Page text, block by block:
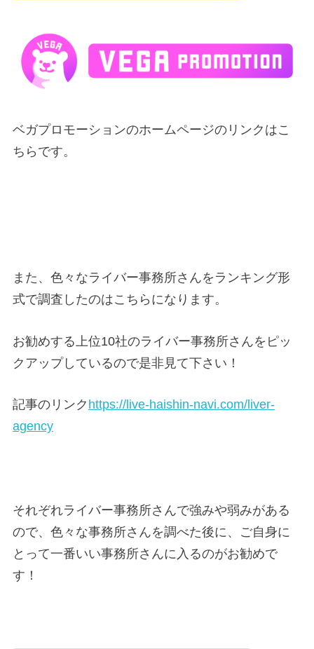
ベガプロモーションのホームページのリンクはこ
ちらです。
また、色々なライバー事務所さんをランキング形
式で調査したのはこちらになります。
お勧めする上位10社のライバー事務所さんをピッ
クアップしているので是非見て下さい！
記事のリンク https://live-haishin-navi.com/liver-
agency
それぞれライバー事務所さんで強みや弱みがある
ので、色々な事務所さんを調べた後に、ご自身に
とって一番いい事務所さんに入るのがお勧めで
す！